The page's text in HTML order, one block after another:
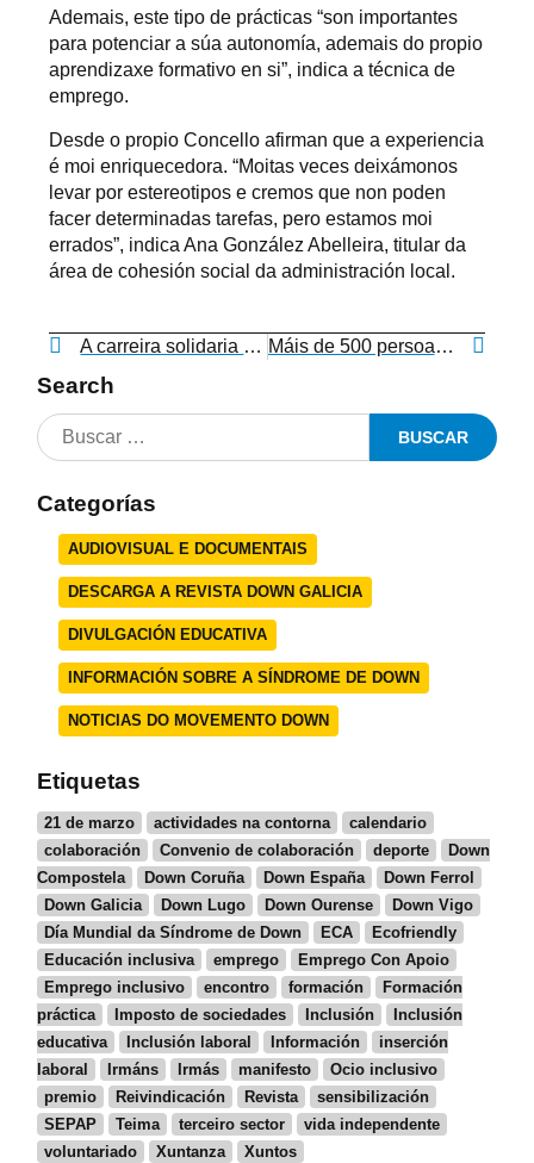
Ademais, este tipo de prácticas “son importantes
para potenciar a súa autonomía, ademais do propio
aprendizaxe formativo en si”, indica a técnica de
emprego.
Desde o propio Concello afirman que a experiencia
é moi enriquecedora. “Moitas veces deixámonos
levar por estereotipos e cremos que non poden
facer determinadas tarefas, pero estamos moi
errados”, indica Ana González Abelleira, titular da
área de cohesión social da administración local.
A carreira solidaria “Ruta 091” recadará fondos para Down Vigo Máis de 500 persoas recibiron formación no programa integrado para o fomento da empregabilidade de persoas vulnerables no que participou a Federación
Search
Categorías
AUDIOVISUAL E DOCUMENTAIS
DESCARGA A REVISTA DOWN GALICIA
DIVULGACIÓN EDUCATIVA
INFORMACIÓN SOBRE A SÍNDROME DE DOWN
NOTICIAS DO MOVEMENTO DOWN
Etiquetas
21 de marzo actividades na contorna
calendario
colaboración
Convenio de colaboración deporte
Down
Compostela
Down Coruña Down España
Down Ferrol
Down Galicia
Down Lugo Down Ourense
Down Vigo
Día Mundial da Síndrome de Down
ECA
Ecofriendly
Educación inclusiva
emprego
Emprego Con Apoio
Emprego inclusivo
encontro formación
Formación
práctica
Imposto de sociedades Inclusión
Inclusión
educativa
Inclusión laboral Información
inserción
laboral
Irmáns Irmás manifesto
Ocio inclusivo
premio
Reivindicación Revista
sensibilización
SEPAP
Teima terceiro sector
vida independente
voluntariado
Xuntanza Xuntos